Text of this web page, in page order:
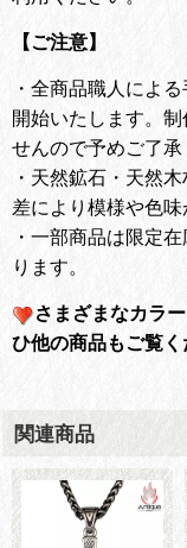
【ご注意】
・全商品職人によ
開始いたします。 制
せんので予めご了承
・天然鉱石・天然
差により模様や色味
・一部商品は限定
ります。
さまざまなカラ
ひ他の商品もご覧く
関連商品